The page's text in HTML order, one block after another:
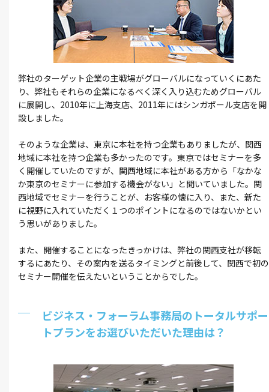
弊社のターゲット企業の主戦場がグローバルになっていくにあた
り、弊社もそれらの企業になるべく深く入り込むためグローバル
に展開し、2010年に上海支店、2011年にはシンガポール支店を開
設しました。
そのような企業は、東京に本社を持つ企業もありましたが、関西
地域に本社を持つ企業も多かったのです。東京ではセミナーを多
く開催していたのですが、関西地域に本社がある方から「なかな
か東京のセミナーに参加する機会がない」と聞いていました。関
西地域でセミナーを行うことが、お客様の懐に入り、また、新た
に視野に入れていただく１つのポイントになるのではないかとい
う思いがありました。
また、開催することになったきっかけは、弊社の関西支社が移転
するにあたり、その案内を送るタイミングと前後して、関西で初の
セミナー開催を伝えたいということからでした。
ビジネス・フォーラム事務局のトータルサポー
トプランをお選びいただいた理由は？